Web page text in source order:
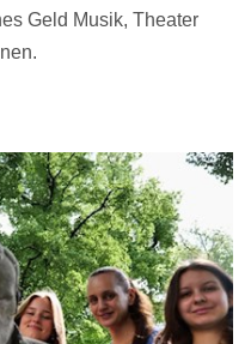
Geld Musik, Theater